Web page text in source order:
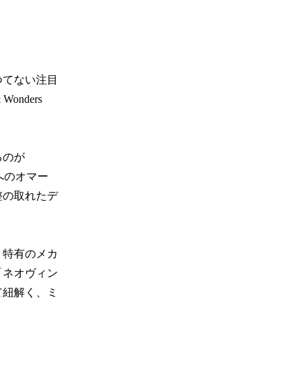
ない注目
のが
のオマー
取れたデ
有のメカ
オヴィン
解く、ミ